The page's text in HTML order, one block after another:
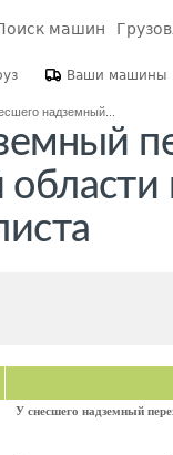
машин
Ваши машины
надземный...
У снесшего надземный